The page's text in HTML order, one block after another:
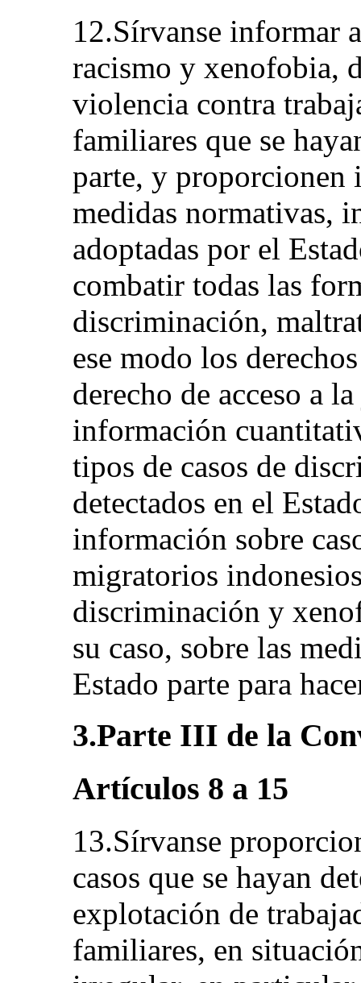
12.Sírvanse informar
racismo y xenofobia,
violencia contra
familiares que se
parte, y proporcionen
medidas normativas,
adoptadas por el
combatir todas las
discriminación,
ese modo los
derecho de acceso a
información
tipos de casos de
detectados en el
información sobre
migratorios
discriminación y
su caso, sobre las
Estado parte para
3.Parte III de la
Artículos 8 a 15
13.Sírvanse
casos que se hayan
explotación de
familiares, en